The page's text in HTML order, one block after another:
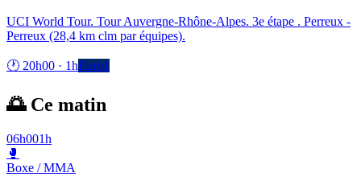
UCI World Tour. Tour Auvergne-Rhône-Alpes. 3e étape . Perreux -
Perreux (28,4 km clm par équipes).
🕐 20h00 · 1hEuro1
🌅 Ce matin
06h001h
🥊
Boxe / MMA